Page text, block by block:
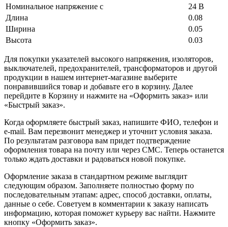
Номинальное напряжение с
24 В
Длина
0.08
Ширина
0.05
Высота
0.03
Для покупки указателей высокого напряжения, изоляторов,
выключателей, предохранителей, трансформаторов и другой
продукции в нашем интернет-магазине выберите
понравившийся товар и добавьте его в корзину. Далее
перейдите в Корзину и нажмите на «Оформить заказ» или
«Быстрый заказ».
Когда оформляете быстрый заказ, напишите ФИО, телефон и
e-mail. Вам перезвонит менеджер и уточнит условия заказа.
По результатам разговора вам придет подтверждение
оформления товара на почту или через СМС. Теперь останется
только ждать доставки и радоваться новой покупке.
Оформление заказа в стандартном режиме выглядит
следующим образом. Заполняете полностью форму по
последовательным этапам: адрес, способ доставки, оплаты,
данные о себе. Советуем в комментарии к заказу написать
информацию, которая поможет курьеру вас найти. Нажмите
кнопку «Оформить заказ».